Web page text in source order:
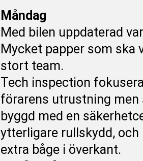
Måndag
Med bilen uppdaterad
Mycket papper som ska
stort team.
Tech inspection
förarens utrustning men
byggd med en
ytterligare rullskydd,
extra båge i överkant.